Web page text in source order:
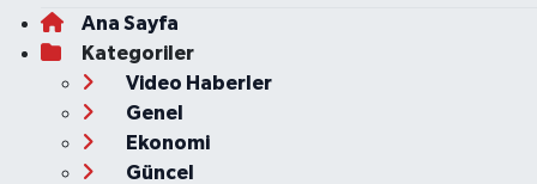
Ana Sayfa
Kategoriler
Video Haberler
Genel
Ekonomi
Güncel